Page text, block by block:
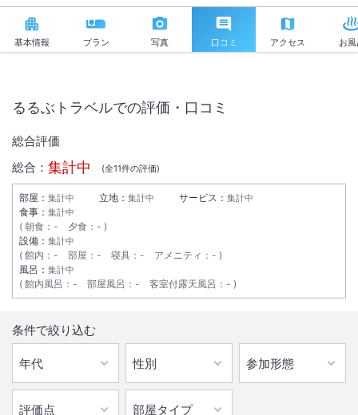
基本情報 プラン 写真 口コミ アクセス お
～国有林に佇む閑静な一軒宿～《源泉かけ流し・貸切露天風呂無料！》
県産和牛など信州食材をアレンジした「お箸で食べる和フレンチ」
るるぶトラベルでの評価・口コミ
総合評価
総合： 集計中 (全11件の評価)
部屋： 集計中 立地： 集計中 サービス： 集計中
食事： 集計中
朝食 ： - 夕食 ： -
設備： 集計中
館内 ： - 部屋 ： - 寝具 ： - アメニティ ： -
風呂： 集計中
館内風呂 ： - 部屋風呂 ： - 客室付露天風呂 ： -
条件で絞り込む